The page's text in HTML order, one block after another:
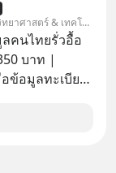
Google ที่ใช้
และ
จุบัน มีอะไรที่
มาจาก “การ
ศาสตร์ชาว
ก่อน! จาก
เมื่อวาน เวลา 16:00 • วิทยาศาสตร์ & เทคโนโลยี
ลคนไทยรั่วอื้อ
บาท |
อข้อมูลทะเบียน
ายในตลาดมืด